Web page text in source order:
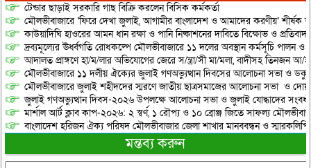
টেন্ডার ছাড়াই সরকারি গাছ বিক্রি করলেন বিসিক কর্মকর্তা
মৌলভীবাজারে ‘ফিরে দেখা জুলাই, আগামীর বাংলাদেশ ও আমাদের করণীয়’ শীর্ষক
কাউয়াদিঘি হাওরের আমন ধান রক্ষা ও পানি নিষ্কাশনের দাবিতে বিক্ষোভ ও
দ্রব্যমূল্যের ঊর্ধ্বগতি রোধকল্পে মৌলভীবাজারে ১১ দলের অবস্থান কর্মসূচি পালন ও
আদালত প্রাঙ্গণে হা/ম/লার অভিযোগের জেরে স/ন্ত্রা/সী মা/মলা, বাদীসহ তিনজন আ/
মৌলভীবাজারে ১১ দলীয় ঐক্যের জুলাই গণঅভ্যুত্থান দিবসের আলোচনা সভা ও
মৌলভীবাজারে জুলাই শহীদদের স্মরণে জাতীয় ছাত্রসমাজের আলোচনা সভা ও
জুলাই গণঅভ্যুত্থান দিবস-২০২৬ উপলক্ষে আলোচনা সভা ও জুলাই যোদ্ধাদের
মার্শাল আর্ট ক্লাব কাপ-২০২৬: ২ স্বর্ণ, ১ রৌপ্য ও ১০ ব্রোঞ্জ জিতে সাফল্য
বাংলাদেশ হরিজন ঐক্য পরিষদ মৌলভীবাজার জেলা শাখার মানববন্ধন ও স্মারকলিপি
মন্তব্য করুন